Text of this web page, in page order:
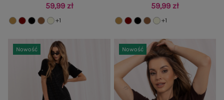
59,99 zł
+1
59,99 zł
+1
Nowość Nowość